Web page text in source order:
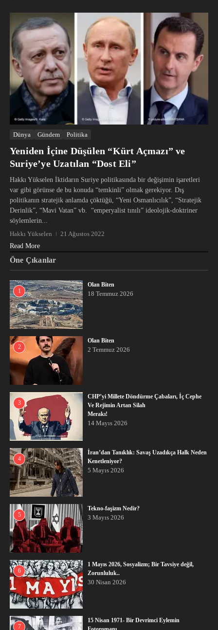
Dünya Gündem Politika
Yeniden İçine Düşülen “Kürt Açmazı” ve
Suriye’ye Uzatılan “Dost Eli”
Hakkı Yükselen İktidarın Suriye politikasında bir değişimin işaretleri
var gibi görünse de bu konuda “temkinli” olmak gerekiyor. Dış
politikanın stratejik anlamda çöktüğü, “Yeni Osmanlıcılık”, “Stratejik
Derinlik”, “Mavi Vatan” vb. “emperyalist tınılı” ideolojik-doktriner
söylemlerin...
Hakkı Yükselen
21 Ağustos 2022
Read More
Öne Çıkanlar
1
Olan Biten
18 Temmuz 2026
2
Olan Biten
2 Temmuz 2026
3
CHP’yi Millete Döndürme Çabaları, İç Cephe
Ve Rejimin Artan Silah
Merakı!
14 Mayıs 2026
4
İran’dan Tanıklık: Savaş Uzadıkça Halk Neden
Kenetleniyor?
5 Mayıs 2026
5
Tekno-faşizm Nedir?
3 Mayıs 2026
6
1 Mayıs 2026, Sosyalizm; Bir Tavsiye değil,
Zorunluluk..
30 Nisan 2026
7
15 Nisan 1971- Bir Devrimci Eylemin